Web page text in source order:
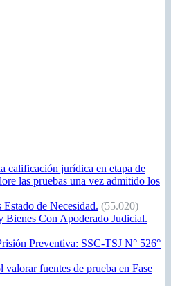
calificación jurídica en etapa de
las pruebas una vez admitido los
de Necesidad. (55.020)
Bienes Con Apoderado Judicial.
Preventiva: SSC-TSJ N° 526°
valorar fuentes de prueba en Fase